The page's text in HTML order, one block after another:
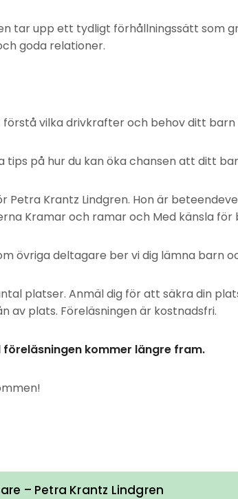
tar upp ett tydligt förhållningssätt som
goda relationer.
vilka drivkrafter och behov ditt barn
på hur du kan öka chansen att ditt
Petra Krantz Lindgren. Hon är
Kramar och ramar och Med känsla för
övriga deltagare ber vi dig lämna barn
platser. Anmäl dig för att säkra din
av plats. Föreläsningen är kostnadsfri.
föreläsningen kommer längre fram.
– Petra Krantz Lindgren